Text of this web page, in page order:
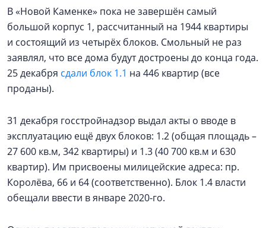
В «Новой Каменке» пока не завершён самый
большой корпус 1, рассчитанный на 1944 квартиры
и состоящий из четырёх блоков. Смольный не раз
заявлял, что все дома будут достроены до конца года.
25 декабря сдали блок 1.1 на 446 квартир (все
проданы).
31 декабря госстройнадзор выдал акты о вводе в
эксплуатацию ещё двух блоков: 1.2 (общая площадь –
27 600 кв.м, 342 квартиры) и 1.3 (40 700 кв.м и 630
квартир). Им присвоены милицейские адреса: пр.
Королёва, 66 и 64 (соответственно). Блок 1.4 власти
обещали ввести в январе 2020-го.